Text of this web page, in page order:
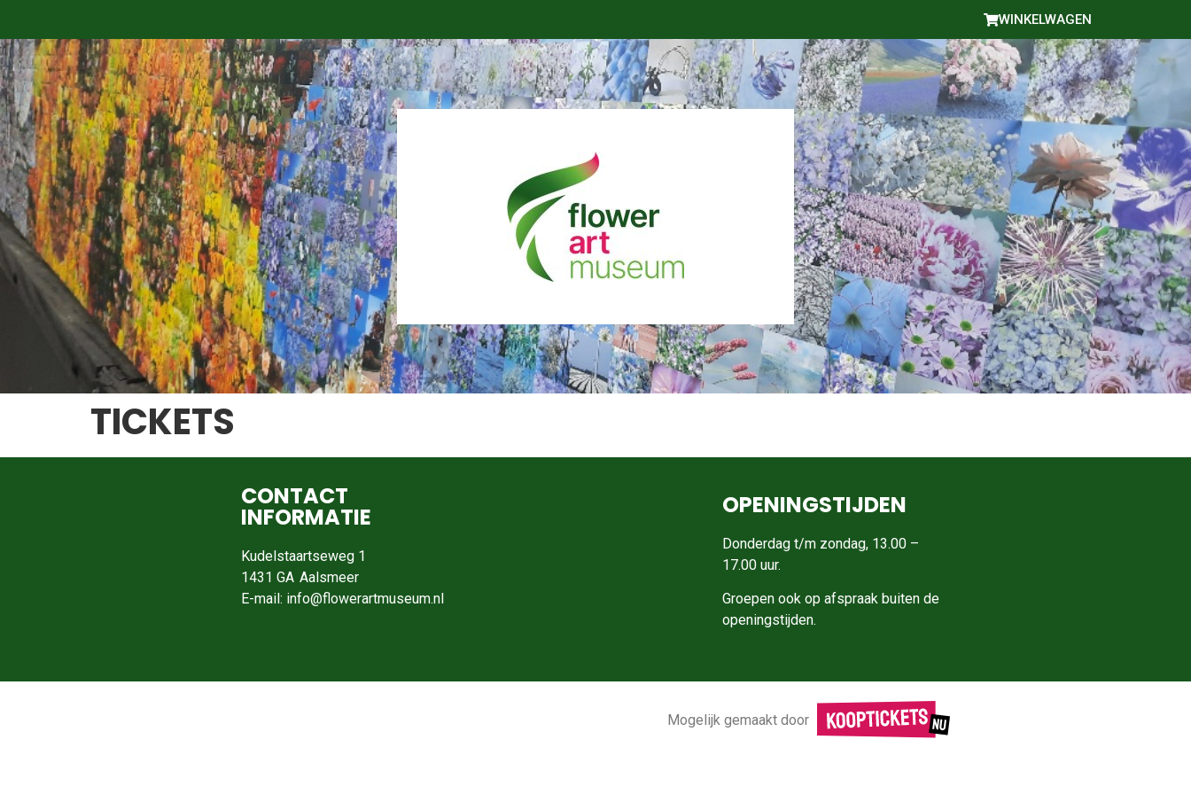
WINKELWAGEN
TICKETS
CONTACT
INFORMATIE
Kudelstaartseweg 1
1431 GA Aalsmeer
E-mail: info@flowerartmuseum.nl
OPENINGSTIJDEN
Donderdag t/m zondag, 13.00 –
17.00 uur.
Groepen ook op afspraak buiten de
openingstijden.
Mogelijk gemaakt door